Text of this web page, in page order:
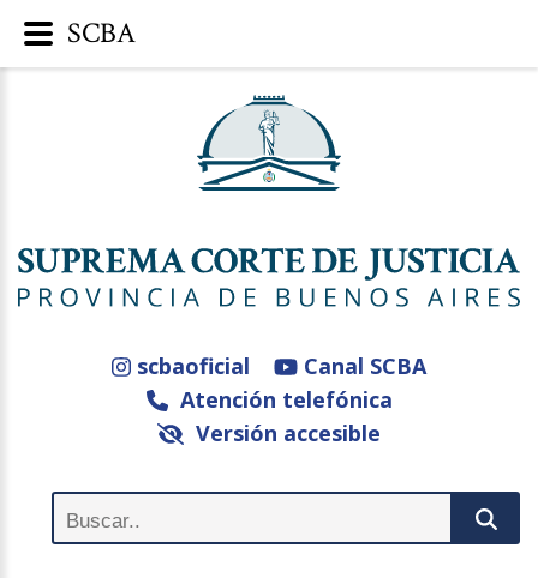
scbaoficial
Canal SCBA
Atención telefónica
Versión accesible
SCBA